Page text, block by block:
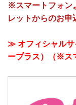
※スマートフォン
レットからのお申
≫ オフィシャルサ
ープラス）（※ス